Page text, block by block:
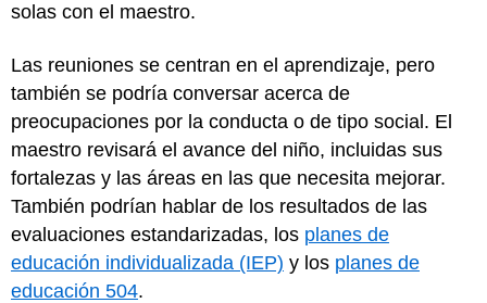
solas con el maestro.
Las reuniones se centran en el aprendizaje, pero
también se podría conversar acerca de
preocupaciones por la conducta o de tipo social. El
maestro revisará el avance del niño, incluidas sus
fortalezas y las áreas en las que necesita mejorar.
También podrían hablar de los resultados de las
evaluaciones estandarizadas, los planes de
educación individualizada (IEP) y los planes de
educación 504.